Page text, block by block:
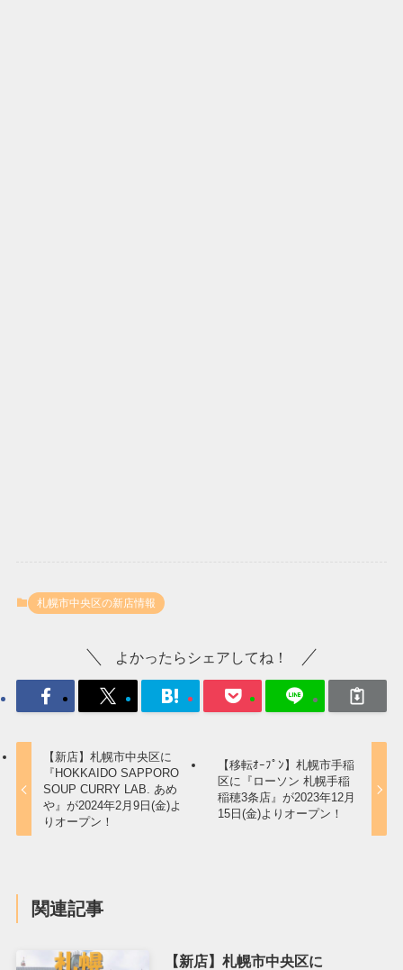
札幌市中央区の新店情報
よかったらシェアしてね！
【新店】札幌市中央区に
『HOKKAIDO SAPPORO
SOUP CURRY LAB. あめ
や』が2024年2月9日(金)よ
りオープン！
【移転ｵｰﾌﾟﾝ】札幌市手稲
区に『ローソン 札幌手稲
稲穂3条店』が2023年12月
15日(金)よりオープン！
関連記事
【新店】札幌市中央区に